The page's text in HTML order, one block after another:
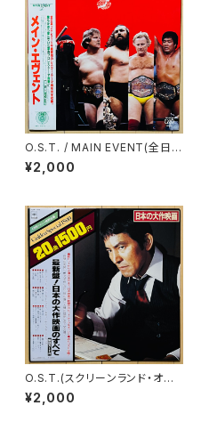
O.S.T. / MAIN EVENT(全日本
プロレス・テーマ・ソング・コレク
ション)
¥2,000
O.S.T.(スクリーンランド・オー
ケストラ) / 最新盤！日本の大作
映画のすべて
¥2,000